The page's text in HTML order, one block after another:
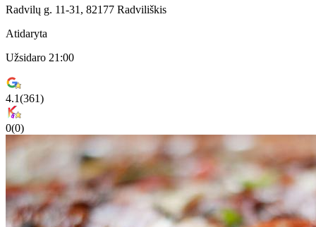
Radvilų g. 11-31, 82177 Radviliškis
Atidaryta
Užsidaro 21:00
4.1(361)
0(0)